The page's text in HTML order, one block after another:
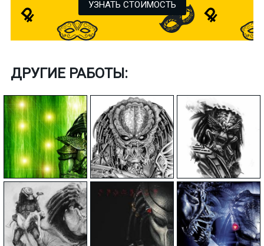
УЗНАТЬ СТОИМОСТЬ
ДРУГИЕ РАБОТЫ: